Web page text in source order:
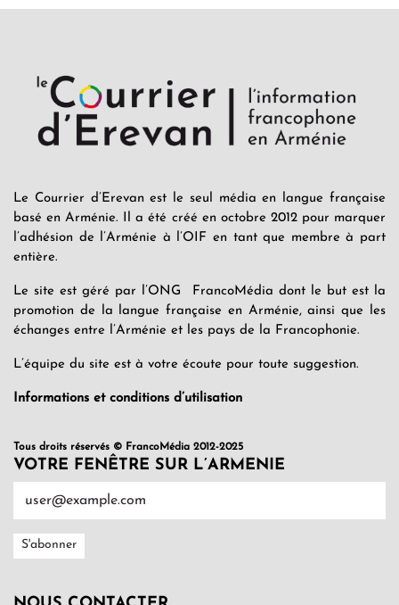
Le Courrier d’Erevan est le seul média en langue française
basé en Arménie. Il a été créé en octobre 2012 pour marquer
l’adhésion de l’Arménie à l’OIF en tant que membre à part
entière.
Le site est géré par l’ONG FrancoMédia dont le but est la
promotion de la langue française en Arménie, ainsi que les
échanges entre l’Arménie et les pays de la Francophonie.
L’équipe du site est à votre écoute pour toute suggestion.
Informations et conditions d’utilisation
Tous droits réservés © FrancoMédia 2012-2025
VOTRE FENÊTRE SUR L’ARMENIE